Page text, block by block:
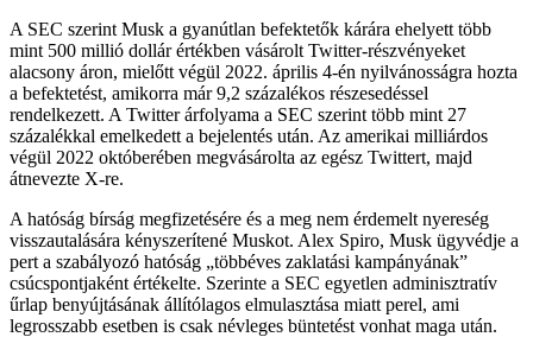
A SEC szerint Musk a gyanútlan befektetők kárára ehelyett több
mint 500 millió dollár értékben vásárolt Twitter-részvényeket
alacsony áron, mielőtt végül 2022. április 4-én nyilvánosságra hozta
a befektetést, amikorra már 9,2 százalékos részesedéssel
rendelkezett. A Twitter árfolyama a SEC szerint több mint 27
százalékkal emelkedett a bejelentés után. Az amerikai milliárdos
végül 2022 októberében megvásárolta az egész Twittert, majd
átnevezte X-re.
A hatóság bírság megfizetésére és a meg nem érdemelt nyereség
visszautalására kényszerítené Muskot. Alex Spiro, Musk ügyvédje a
pert a szabályozó hatóság „többéves zaklatási kampányának”
csúcspontjaként értékelte. Szerinte a SEC egyetlen adminisztratív
űrlap benyújtásának állítólagos elmulasztása miatt perel, ami
legrosszabb esetben is csak névleges büntetést vonhat maga után.